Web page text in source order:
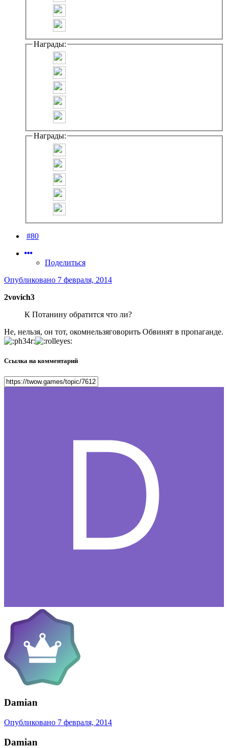
Награды:
Награды:
#80
Поделиться
Опубликовано 7 февраля, 2014
2vovich3
К Потанину обратится что ли?
Не, нельзя, он тот, окомнельзяговорить Обвинят в пропаганде.
Ссылка на комментарий
Damian
Опубликовано 7 февраля, 2014
Damian